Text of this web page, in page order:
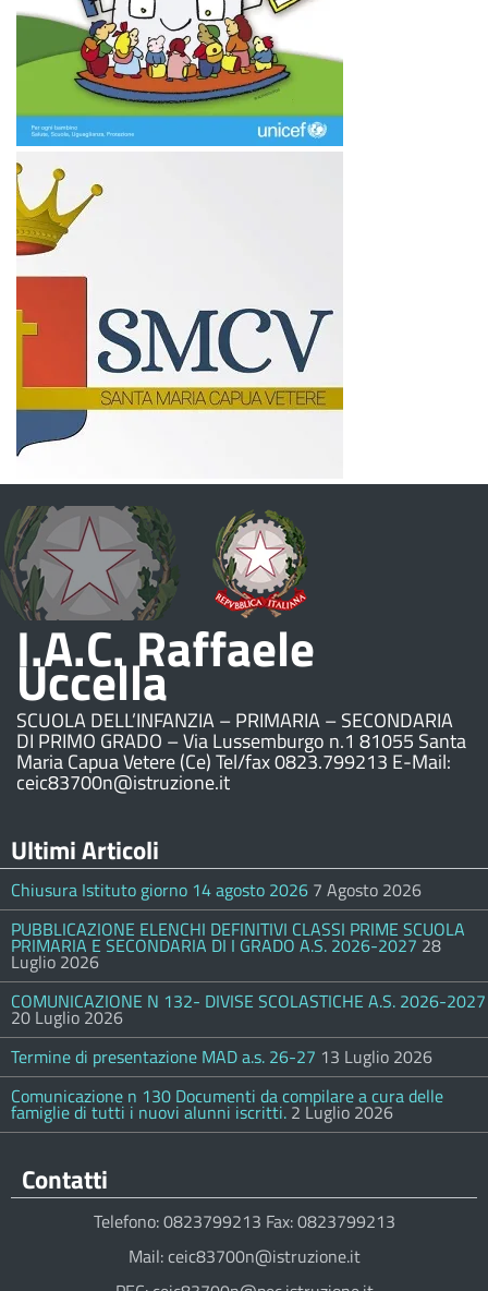
I.A.C. Raffaele
Uccella
SCUOLA DELL’INFANZIA – PRIMARIA – SECONDARIA
DI PRIMO GRADO – Via Lussemburgo n.1 81055 Santa
Maria Capua Vetere (Ce) Tel/fax 0823.799213 E-Mail:
ceic83700n@istruzione.it
Ultimi Articoli
Chiusura Istituto giorno 14 agosto 2026 7 Agosto 2026
PUBBLICAZIONE ELENCHI DEFINITIVI CLASSI PRIME SCUOLA
PRIMARIA E SECONDARIA DI I GRADO A.S. 2026-2027 28
Luglio 2026
COMUNICAZIONE N 132- DIVISE SCOLASTICHE A.S. 2026-2027
20 Luglio 2026
Termine di presentazione MAD a.s. 26-27 13 Luglio 2026
Comunicazione n 130 Documenti da compilare a cura delle
famiglie di tutti i nuovi alunni iscritti. 2 Luglio 2026
Contatti
Telefono: 0823799213 Fax: 0823799213
Mail: ceic83700n@istruzione.it